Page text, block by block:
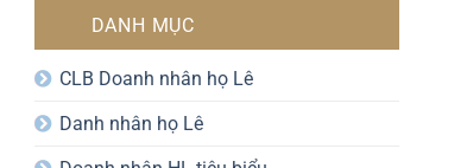
DANH MỤC
CLB Doanh nhân họ Lê
Danh nhân họ Lê